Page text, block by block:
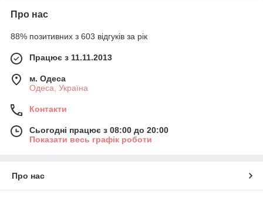
Про нас
88% позитивних з 603 відгуків за рік
Працює з 11.11.2013
м. Одеса
Одеса, Україна
Контакти
Сьогодні працює з 08:00 до 20:00
Показати весь графік роботи
Про нас